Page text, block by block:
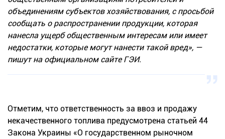
объединениям субъектов хозяйствования, с просьбой
сообщать о распространении продукции, которая
нанесла ущерб общественным интересам или имеет
недостатки, которые могут нанести такой вред», —
пишут на официальном сайте ГЭИ.
Отметим, что ответственность за ввоз и продажу
некачественного топлива предусмотрена статьей 44
Закона Украины «О государственном рыночном